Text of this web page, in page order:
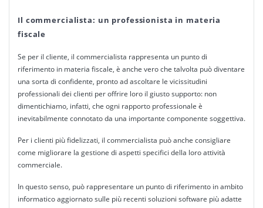
Il commercialista: un professionista in materia
fiscale
Se per il cliente, il commercialista rappresenta un punto di
riferimento in materia fiscale, è anche vero che talvolta può diventare
una sorta di confidente, pronto ad ascoltare le vicissitudini
professionali dei clienti per offrire loro il giusto supporto: non
dimentichiamo, infatti, che ogni rapporto professionale è
inevitabilmente connotato da una importante componente soggettiva.
Per i clienti più fidelizzati, il commercialista può anche consigliare
come migliorare la gestione di aspetti specifici della loro attività
commerciale.
In questo senso, può rappresentare un punto di riferimento in ambito
informatico aggiornato sulle più recenti soluzioni software più adatte